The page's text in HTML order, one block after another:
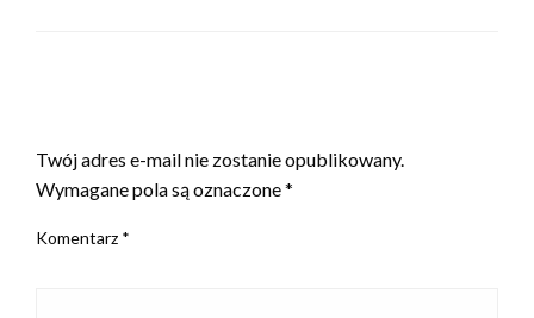
Twój adres e-mail nie zostanie opublikowany.
Wymagane pola są oznaczone*
Komentarz *